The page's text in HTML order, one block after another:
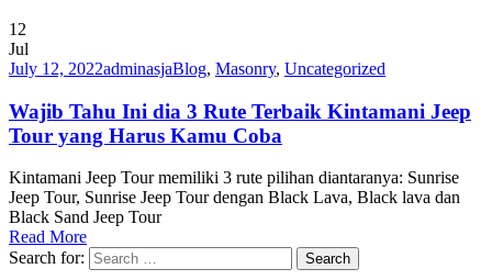
12
Jul
July 12, 2022adminasjaBlog, Masonry, Uncategorized
Wajib Tahu Ini dia 3 Rute Terbaik Kintamani Jeep
Tour yang Harus Kamu Coba
Kintamani Jeep Tour memiliki 3 rute pilihan diantaranya: Sunrise
Jeep Tour, Sunrise Jeep Tour dengan Black Lava, Black lava dan
Black Sand Jeep Tour
Read More
Search for: